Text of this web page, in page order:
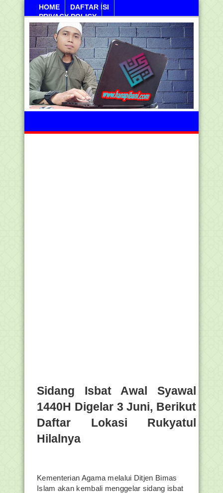
HOME
DAFTAR ISI
PRIVACY POLICY
Kamis, 06 Agustus 2026
Sidang Isbat Awal Syawal
1440H Digelar 3 Juni, Berikut
Daftar Lokasi Rukyatul
Hilalnya
Kementerian Agama melalui Ditjen Bimas
Islam akan kembali menggelar sidang isbat